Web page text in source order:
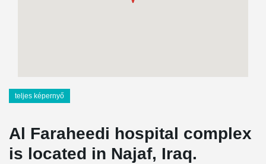
teljes képernyő
Al Faraheedi hospital complex
is located in Najaf, Iraq.